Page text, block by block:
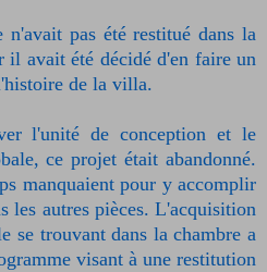
pas été restitué dans la
il avait été décidé d'en faire un
de la villa.
l'unité de conception et le
ce projet était abandonné.
manquaient pour y accomplir
les autres pièces. L'acquisition
se trouvant dans la chambre a
visant à une restitution